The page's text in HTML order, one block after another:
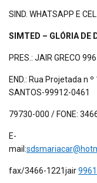
SIND. WHATSAPP E
SIMTED – GLÓRIA DE
PRES.: JAIR GRECO
END.: Rua Projetada n
SANTOS-99912-0461
79730-000 / FONE:
E-
mail:
fax/3466-1221jair